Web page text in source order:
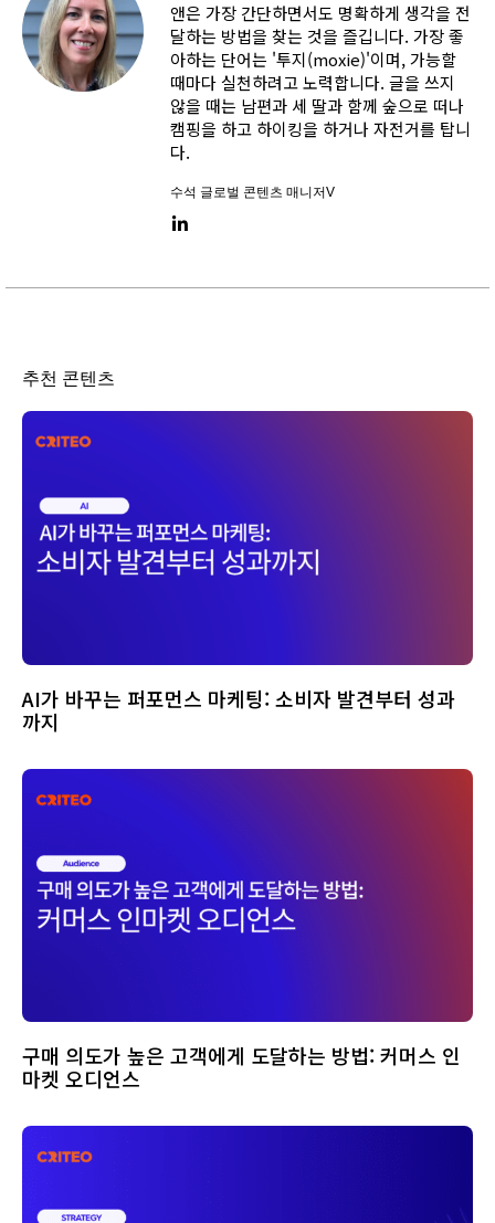
앤은 가장 간단하면서도 명확하게 생각을 전
달하는 방법을 찾는 것을 즐깁니다. 가장 좋
아하는 단어는 '투지(moxie)'이며, 가능할
때마다 실천하려고 노력합니다. 글을 쓰지
않을 때는 남편과 세 딸과 함께 숲으로 떠나
캠핑을 하고 하이킹을 하거나 자전거를 탑니
다.
수석 글로벌 콘텐츠 매니저V
LinkedIn link
추천 콘텐츠
AI가 바꾸는 퍼포먼스 마케팅: 소비자 발견부터 성과
까지
구매 의도가 높은 고객에게 도달하는 방법: 커머스 인
마켓 오디언스